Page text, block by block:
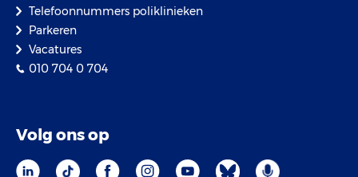
Telefoonnummers poliklinieken
Parkeren
Vacatures
010 704 0 704
Volg ons op